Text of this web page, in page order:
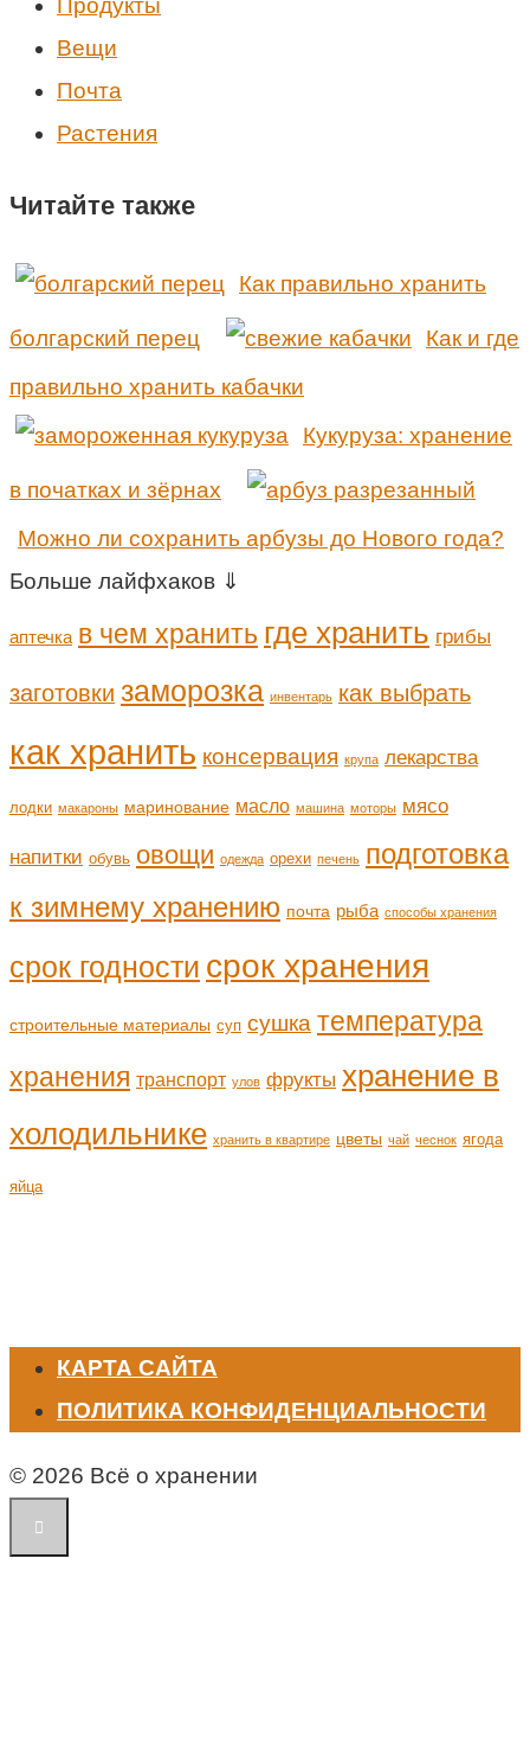
Вещи
Почта
Растения
Читайте также
Как правильно хранить
болгарский перец
Как и где
правильно хранить кабачки
Кукуруза: хранение
в початках и зёрнах
Можно ли сохранить арбузы до Нового года?
Больше лайфхаков ⇓
аптечка в чем хранить где хранить грибы
заготовки заморозка инвентарь как выбрать
как хранить консервация крупа лекарства
лодки макароны маринование масло машина моторы мясо
напитки обувь овощи одежда орехи печень подготовка
к зимнему хранению почта рыба способы хранения
срок годности срок хранения
строительные материалы суп сушка температура
хранения транспорт улов фрукты хранение в
холодильнике хранить в квартире цветы чай чеснок ягода
яйца
КАРТА САЙТА
ПОЛИТИКА КОНФИДЕНЦИАЛЬНОСТИ
© 2026 Всё о хранении